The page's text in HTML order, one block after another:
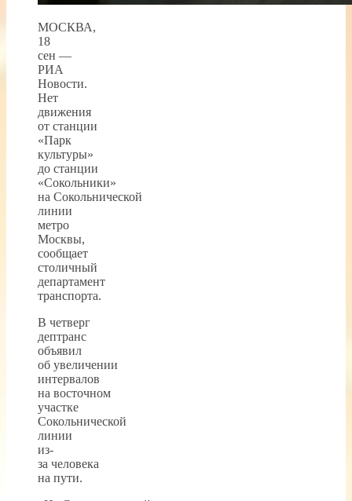
МОСКВА,
18
сен —
РИА
Новости.
Нет
движения
от станции
«Парк
культуры»
до станции
«Сокольники»
на Сокольнической
линии
метро
Москвы,
сообщает
столичный
департамент
транспорта.
В четверг
дептранс
объявил
об увеличении
интервалов
на восточном
участке
Сокольнической
линии
из-
за человека
на пути.